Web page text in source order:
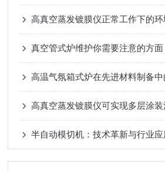
高真空蒸发镀膜仪正常工作下的
真空管式炉维护你需要注意的方面
高温气氛箱式炉在先进材料制备中
高真空蒸发镀膜仪可实现多层涂
半自动模切机：技术革新与行业